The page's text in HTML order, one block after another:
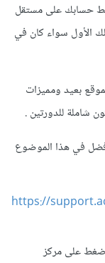
حسابك على مستقل
الأول سواء كان في
بعيد ومميزات
شاملة للدورتين .
في هذا الموضوع
https://
على مركز